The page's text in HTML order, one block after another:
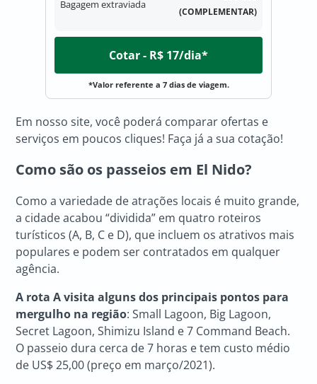
Bagagem extraviada
(COMPLEMENTAR)
Cotar - R$ 17/dia*
*Valor referente a 7 dias de viagem.
Em nosso site, você poderá comparar ofertas e
serviços em poucos cliques! Faça já a sua cotação!
Como são os passeios em El Nido?
Como a variedade de atrações locais é muito grande,
a cidade acabou “dividida” em quatro roteiros
turísticos (A, B, C e D), que incluem os atrativos mais
populares e podem ser contratados em qualquer
agência.
A rota A visita alguns dos principais pontos para
mergulho na região: Small Lagoon, Big Lagoon,
Secret Lagoon, Shimizu Island e 7 Command Beach.
O passeio dura cerca de 7 horas e tem custo médio
de US$ 25,00 (preço em março/2021).